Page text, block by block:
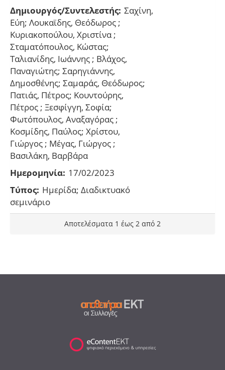
Δημιουργός/Συντελεστής: Σαχίνη,
Εύη; Λουκαϊδης, Θεόδωρος ;
Κυριακοπούλου, Χριστίνα ;
Σταματόπουλος, Κώστας;
Ταλιανίδης, Ιωάννης ; Βλάχος,
Παναγιώτης; Σαρηγιάννης,
Δημοσθένης; Σαμαράς, Θεόδωρος;
Πατιάς, Πέτρος; Κουντούρης,
Πέτρος ; Ξεσφίγγη, Σοφία;
Φωτόπουλος, Αναξαγόρας ;
Κοσμίδης, Παύλος; Χρίστου,
Γιώργος ; Μέγας, Γιώργος ;
Βασιλάκη, Βαρβάρα
Ημερομηνία: 17/02/2023
Τύπος: Ημερίδα; Διαδικτυακό
σεμινάριο
Αποτελέσματα 1 έως 2 από 2